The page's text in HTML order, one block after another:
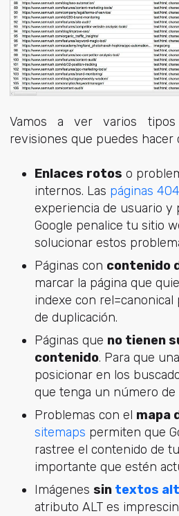
Vamos a ver varios
revisiones que puedes hacer
Enlaces rotos o
internos. Las páginas 404
experiencia de usuario y
Google penalice tu sitio
solucionar estos
Páginas con contenido
marcar la página que
indexe con
de duplicación.
Páginas que no tienen
contenido. Para que
posicionar en los
que tenga un número de
Problemas con el mapa
sitemaps permiten que
rastree el contenido de
importante que estén
Imágenes sin textos
atributo ALT es